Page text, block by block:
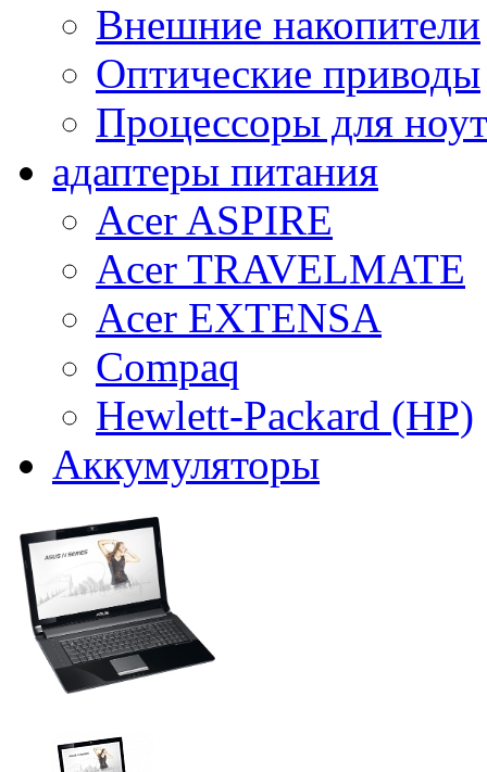
Внешние накопители
Оптические приводы
Процессоры для
адаптеры питания
Acer ASPIRE
Acer TRAVELMATE
Acer EXTENSA
Compaq
Hewlett-Packard (HP)
Аккумуляторы